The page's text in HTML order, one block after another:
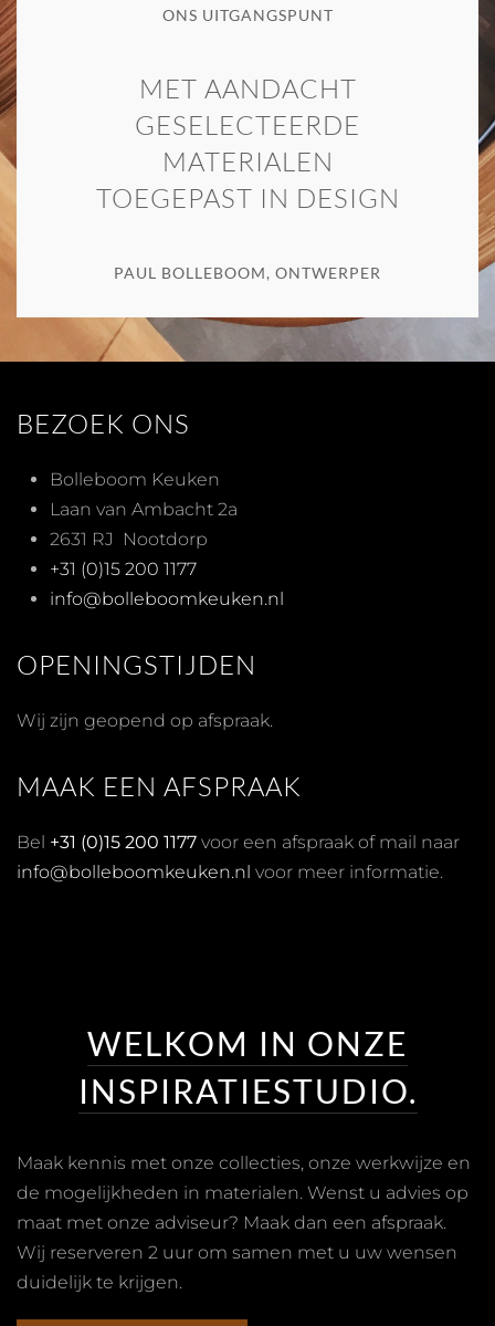
ONS UITGANGSPUNT
MET AANDACHT
GESELECTEERDE
MATERIALEN
TOEGEPAST IN DESIGN
PAUL BOLLEBOOM, ONTWERPER
BEZOEK ONS
Bolleboom Keuken
Laan van Ambacht 2a
2631 RJ Nootdorp
+31 (0)15 200 1177
info@bolleboomkeuken.nl
OPENINGSTIJDEN
Wij zijn geopend op afspraak.
MAAK EEN AFSPRAAK
Bel +31 (0)15 200 1177 voor een afspraak of mail naar
info@bolleboomkeuken.nl voor meer informatie.
WELKOM IN ONZE
INSPIRATIESTUDIO.
Maak kennis met onze collecties, onze werkwijze en
de mogelijkheden in materialen. Wenst u advies op
maat met onze adviseur? Maak dan een afspraak.
Wij reserveren 2 uur om samen met u uw wensen
duidelijk te krijgen.